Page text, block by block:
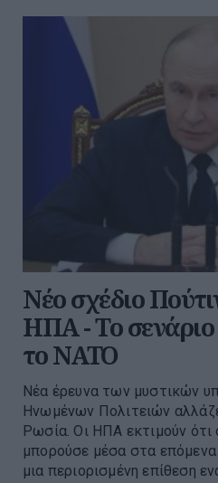
Νέο σχέδιο
ΗΠΑ - Το σενάριο
το ΝΑΤΟ
Νέα έρευνα των μυστικών
Ηνωμένων Πολιτειών
Ρωσία. Οι ΗΠΑ εκτιμούν ότι
μπορούσε μέσα στα επόμενα
μια περιορισμένη επίθεση